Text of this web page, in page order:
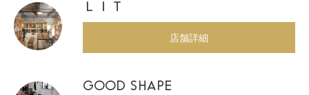
ＬＩＴ
店舗詳細
GOOD SHAPE